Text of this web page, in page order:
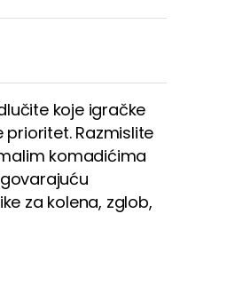
koje igračke
prioritet. Razmislite
komadićima
za kolena, zglob,